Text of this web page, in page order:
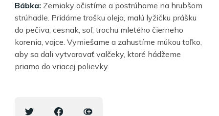
Bábka: Zemiaky očistíme a postrúhame na hrubšom
strúhadle. Pridáme trošku oleja, malú lyžičku prášku
do pečiva, cesnak, soľ, trochu mletého čierneho
korenia, vajce. Vymiešame a zahustíme múkou toľko,
aby sa dali vytvarovať valčeky, ktoré hádžeme
priamo do vriacej polievky.